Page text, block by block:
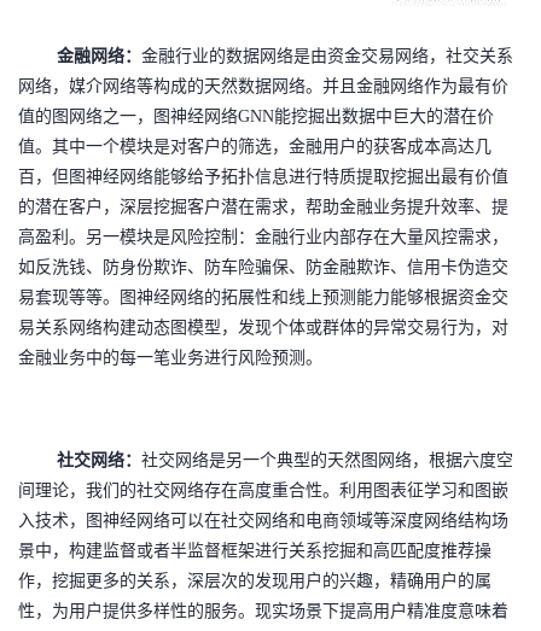
堂
我
的
课
程
我
的
认
证
我
的
实
我
的
藏
技
术
支
持
的
云
声
建
金融网络： 金融行业的数据网络是由资金交易网络，社交关系
网络，媒介网络等构成的天然数据网络。并且金融网络作为最有价
值的图网络之一，图神经网络GNN能挖掘出数据中巨大的潜在价
值。其中一个模块是对客户的筛选，金融用户的获客成本高达几
百，但图神经网络能够给予拓扑信息进行特质提取挖掘出最有价值
的潜在客户，深层挖掘客户潜在需求，帮助金融业务提升效率、提
高盈利。另一模块是风险控制：金融行业内部存在大量风控需求，
如反洗钱、防身份欺诈、防车险骗保、防金融欺诈、信用卡伪造交
易套现等等。图神经网络的拓展性和线上预测能力能够根据资金交
易关系网络构建动态图模型，发现个体或群体的异常交易行为，对
金融业务中的每一笔业务进行风险预测。
社交网络： 社交网络是另一个典型的天然图网络，根据六度空
间理论，我们的社交网络存在高度重合性。利用图表征学习和图嵌
入技术，图神经网络可以在社交网络和电商领域等深度网络结构场
景中，构建监督或者半监督框架进行关系挖掘和高匹配度推荐操
作，挖掘更多的关系，深层次的发现用户的兴趣，精确用户的属
性，为用户提供多样性的服务。现实场景下提高用户精准度意味着